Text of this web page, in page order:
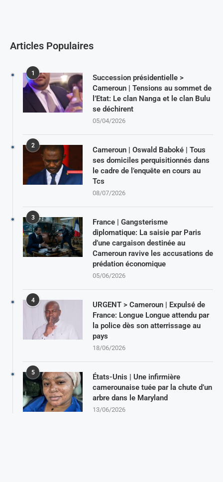
Articles Populaires
1
Succession présidentielle >
Cameroun | Tensions au sommet de
l’Etat: Le clan Nanga et le clan Bulu
se déchirent
05/04/2026
2
Cameroun | Oswald Baboké | Tous
ses domiciles perquisitionnés dans
le cadre de l’enquête en cours au
Tcs
08/07/2026
3
France | Gangsterisme
diplomatique: La saisie par Paris
d’une cargaison destinée au
Cameroun ravive les accusations de
prédation économique
05/06/2026
4
URGENT > Cameroun | Expulsé de
France: Longue Longue attendu par
la police dès son atterrissage au
pays
18/06/2026
5
États-Unis | Une infirmière
camerounaise tuée par la chute d’un
arbre dans le Maryland
13/06/2026